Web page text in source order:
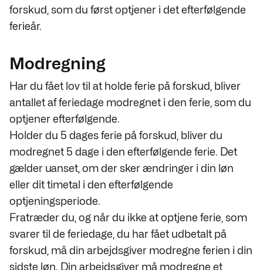
forskud, som du først optjener i det efterfølgende
ferieår.
Modregning
Har du fået lov til at holde ferie på forskud, bliver
antallet af feriedage modregnet i den ferie, som du
optjener efterfølgende.
Holder du 5 dages ferie på forskud, bliver du
modregnet 5 dage i den efterfølgende ferie. Det
gælder uanset, om der sker ændringer i din løn
eller dit timetal i den efterfølgende
optjeningsperiode.
Fratræder du, og når du ikke at optjene ferie, som
svarer til de feriedage, du har fået udbetalt på
forskud, må din arbejdsgiver modregne ferien i din
sidste løn. Din arbejdsgiver må modregne et